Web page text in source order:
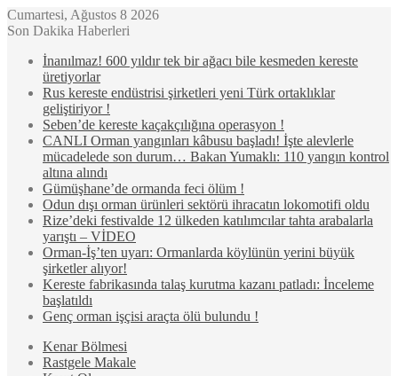
Cumartesi, Ağustos 8 2026
Son Dakika Haberleri
İnanılmaz! 600 yıldır tek bir ağacı bile kesmeden kereste
üretiyorlar
Rus kereste endüstrisi şirketleri yeni Türk ortaklıklar
geliştiriyor !
Seben’de kereste kaçakçılığına operasyon !
CANLI Orman yangınları kâbusu başladı! İşte alevlerle
mücadelede son durum… Bakan Yumaklı: 110 yangın kontrol
altına alındı
Gümüşhane’de ormanda feci ölüm !
Odun dışı orman ürünleri sektörü ihracatın lokomotifi oldu
Rize’deki festivalde 12 ülkeden katılımcılar tahta arabalarla
yarıştı – VİDEO
Orman-İş’ten uyarı: Ormanlarda köylünün yerini büyük
şirketler alıyor!
Kereste fabrikasında talaş kurutma kazanı patladı: İnceleme
başlatıldı
Genç orman işçisi araçta ölü bulundu !
Kenar Bölmesi
Rastgele Makale